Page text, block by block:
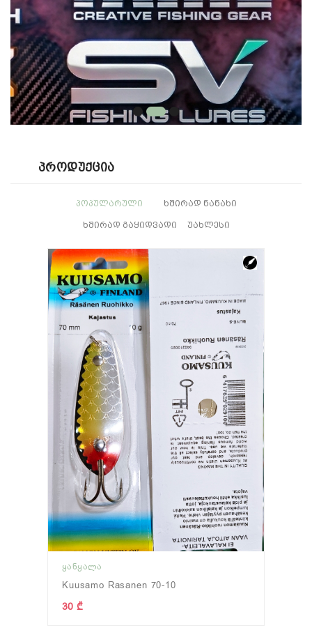
Პროდუქცია
ᲞᲝᲞᲣᲚᲐᲠᲣᲚᲘ ᲮᲨᲘᲠᲐᲓ ᲜᲐᲜᲐᲮᲘ
ᲮᲨᲘᲠᲐᲓ ᲒᲐᲧᲘᲓᲕᲐᲓᲘ ᲣᲐᲮᲚᲔᲡᲘ
ᲧᲐᲜᲧᲐᲚᲐ
Kuusamo Rasanen 70-10
30 ₾